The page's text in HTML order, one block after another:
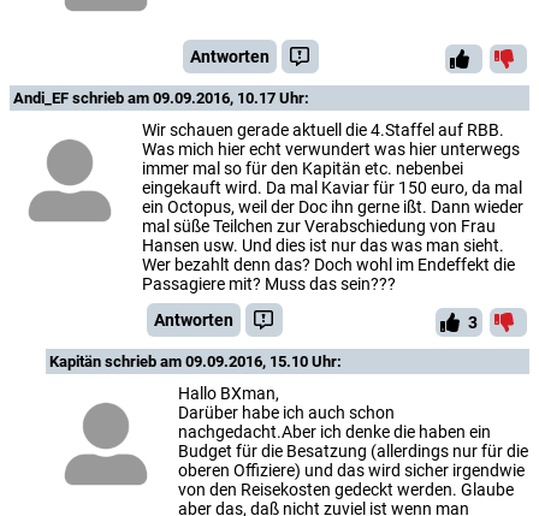
Antworten
Andi_EF schrieb am 09.09.2016, 10.17 Uhr:
Wir schauen gerade aktuell die 4.Staffel auf RBB.
Was mich hier echt verwundert was hier unterwegs
immer mal so für den Kapitän etc. nebenbei
eingekauft wird. Da mal Kaviar für 150 euro, da mal
ein Octopus, weil der Doc ihn gerne ißt. Dann wieder
mal süße Teilchen zur Verabschiedung von Frau
Hansen usw. Und dies ist nur das was man sieht.
Wer bezahlt denn das? Doch wohl im Endeffekt die
Passagiere mit? Muss das sein???
Antworten
3
Kapitän schrieb am 09.09.2016, 15.10 Uhr:
Hallo BXman,
Darüber habe ich auch schon
nachgedacht.Aber ich denke die haben ein
Budget für die Besatzung (allerdings nur für die
oberen Offiziere) und das wird sicher irgendwie
von den Reisekosten gedeckt werden. Glaube
aber das, daß nicht zuviel ist wenn man